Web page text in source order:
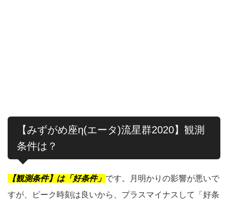
【みずがめ座η(エータ)流星群2020】観測
条件は？
【観測条件】は「好条件」 です。月明かりの影響が悪いで
すが、ピーク時刻は良いから、プラスマイナスして「好条